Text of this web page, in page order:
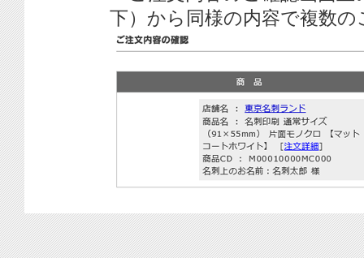
下）から同様の内容で複数